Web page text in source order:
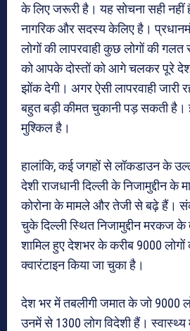
के लिए जरूरी है। यह सोचना सही
नागरिक और सदस्य केलिए है।
लोगों की लापरवाही कुछ लोगों की
को आपके दोस्तों को आगे चलकर पूरे
झोंक देगी। अगर ऐसी लापरवाही जारी
बहुत बड़ी कीमत चुकानी पड़ सकती है।
मुश्किल है।
हालांकि, कई जगहों से लॉकडाउन के
देशी राजधानी दिल्ली के निजामुद्दीन
कोरोना के मामले और तेजी से बढ़े हैं।
चुके दिल्ली स्थित निजामुद्दीन मरकज के
शामिल हुए देशभर के करीब 9000
क्वारंटाइन किया जा चुका है।
देश भर में तबलीगी जमात के जो 9000
उनमें से 1300 लोग विदेशी हैं।